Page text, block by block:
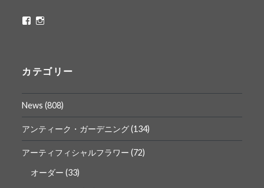
ritaflower.calligraphy
ロ
フ
ー
ル
で
表
示
ロ
フ
ー
ル
で
表
示
カテゴリー
News (808)
アンティーク・ガーデニング(134)
アーティフィシャルフラワー (72)
オーダー (33)